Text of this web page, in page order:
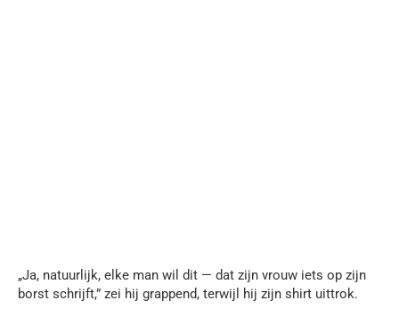
„Ja, natuurlijk, elke man wil dit — dat zijn vrouw iets op zijn
borst schrijft,” zei hij grappend, terwijl hij zijn shirt uittrok.